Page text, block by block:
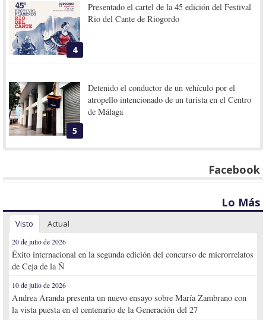
4
Presentado el cartel de la 45 edición del Festival
Rio del Cante de Riogordo
5
Detenido el conductor de un vehículo por el
atropello intencionado de un turista en el Centro
de Málaga
Facebook
Lo Más
Visto Actual
20 de julio de 2026
Éxito internacional en la segunda edición del concurso de microrrelatos
de Ceja de la Ñ
10 de julio de 2026
Andrea Aranda presenta un nuevo ensayo sobre María Zambrano con
la vista puesta en el centenario de la Generación del 27